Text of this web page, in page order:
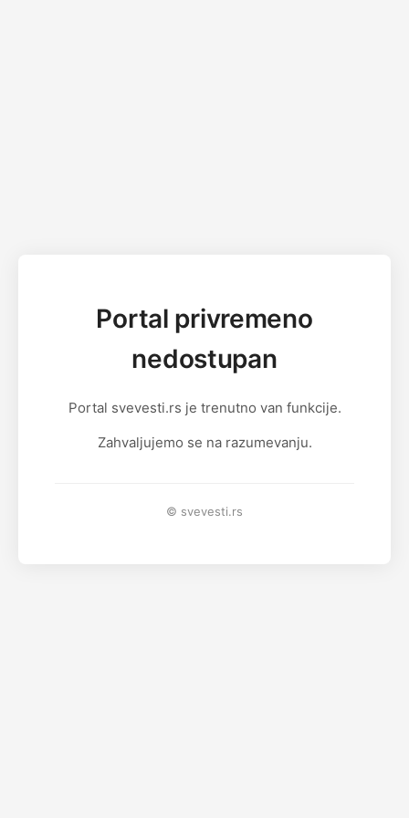
Portal privremeno
nedostupan
Portal svevesti.rs je trenutno van funkcije.
Zahvaljujemo se na razumevanju.
© svevesti.rs